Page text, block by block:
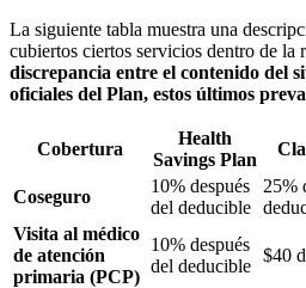
La siguiente tabla muestra una
cubiertos ciertos servicios dentro de la
discrepancia entre el contenido del
oficiales del Plan, estos últimos
Cobertura
Health
Savings Plan
Coseguro
10% después
del deducible
25%
Visita al médico
de atención
primaria (PCP)
10% después
del deducible
$40